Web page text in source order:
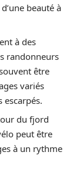
beauté à
à des
randonneurs
être
variés
du fjord
peut être
à un rythme